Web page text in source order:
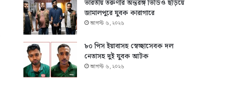
ভারতীয় তরুণীর অন্তরঙ্গ ভিডিও ছড়িয়ে
জামালপুরে যুবক কারাগারে
আগস্ট ৬, ২০২৬
৮০ পিস ইয়াবাসহ স্বেচ্ছাসেবক দল
নেতাসহ দুই যুবক আটক
আগস্ট ৬, ২০২৬